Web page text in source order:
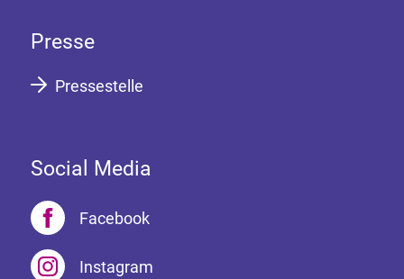
Presse
Pressestelle
Social Media
Facebook
Instagram